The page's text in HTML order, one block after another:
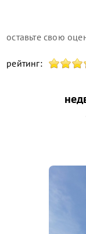
оставьте свою
рейтинг: